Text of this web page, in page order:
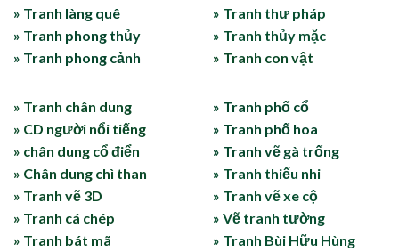
» Tranh làng quê
» Tranh phong thủy
» Tranh phong cảnh
» Tranh thư pháp
» Tranh thủy mặc
» Tranh con vật
» Tranh chân dung
» CD người nổi tiếng
» chân dung cổ điển
» Chân dung chì than
» Tranh vẽ 3D
» Tranh cá chép
» Tranh bát mã
» Tranh phố cổ
» Tranh phố hoa
» Tranh vẽ gà trống
» Tranh thiếu nhi
» Tranh vẽ xe cộ
» Vẽ tranh tường
» Tranh Bùi Hữu Hùng